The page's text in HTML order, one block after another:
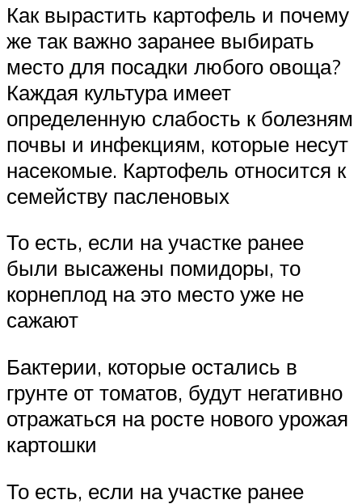
Как вырастить картофель и почему
же так важно заранее выбирать
место для посадки любого овоща?
Каждая культура имеет
определенную слабость к болезням
почвы и инфекциям, которые несут
насекомые. Картофель относится к
семейству пасленовых
То есть, если на участке ранее
были высажены помидоры, то
корнеплод на это место уже не
сажают
Бактерии, которые остались в
грунте от томатов, будут негативно
отражаться на росте нового урожая
картошки
То есть, если на участке ранее